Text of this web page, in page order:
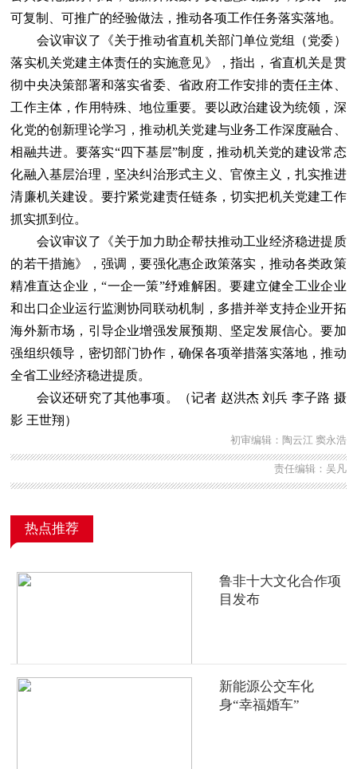
可复制、可推广的经验做法，推动各项工作任务落实落地。
会议审议了《关于推动省直机关部门单位党组（党委）
落实机关党建主体责任的实施意见》，指出，省直机关是贯
彻中央决策部署和落实省委、省政府工作安排的责任主体、
工作主体，作用特殊、地位重要。要以政治建设为统领，深
化党的创新理论学习，推动机关党建与业务工作深度融合、
相融共进。要落实“四下基层”制度，推动机关党的建设常态
化融入基层治理，坚决纠治形式主义、官僚主义，扎实推进
清廉机关建设。要拧紧党建责任链条，切实把机关党建工作
抓实抓到位。
会议审议了《关于加力助企帮扶推动工业经济稳进提质
的若干措施》，强调，要强化惠企政策落实，推动各类政策
精准直达企业，“一企一策”纾难解困。要建立健全工业企业
和出口企业运行监测协同联动机制，多措并举支持企业开拓
海外新市场，引导企业增强发展预期、坚定发展信心。要加
强组织领导，密切部门协作，确保各项举措落实落地，推动
全省工业经济稳进提质。
会议还研究了其他事项。（记者 赵洪杰 刘兵 李子路 摄
影 王世翔）
初审编辑：陶云江 窦永浩
责任编辑：吴凡
热点推荐
鲁非十大文化合作项
目发布
新能源公交车化
身“幸福婚车”